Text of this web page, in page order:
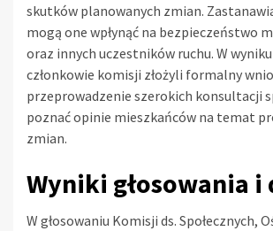
skutków planowanych zmian.
mogą one wpłynąć na bezpieczeństwo
oraz innych uczestników ruchu. W
członkowie komisji złożyli formalny
przeprowadzenie szerokich konsultacji
poznać opinie mieszkańców na temat
zmian.
Wyniki głosowania i
W głosowaniu Komisji ds. Społecznych,